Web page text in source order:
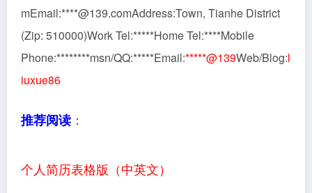
mEmail:****@139.comAddress:Town, Tianhe District
(Zip: 510000)Work Tel:*****Home Tel:****Mobile
Phone:********msn/QQ:*****Email:*****@139Web/Blog:l
iuxue86
推荐阅读 ：
个人简历表格版（中英文）